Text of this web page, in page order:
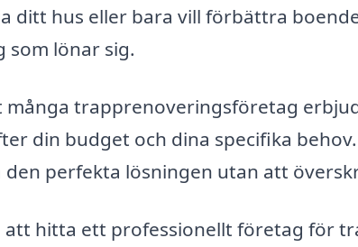
ditt hus eller bara vill förbättra
lönar sig.
många trapprenoveringsföretag
din budget och dina specifika
perfekta lösningen utan att
att hitta ett professionellt företag för